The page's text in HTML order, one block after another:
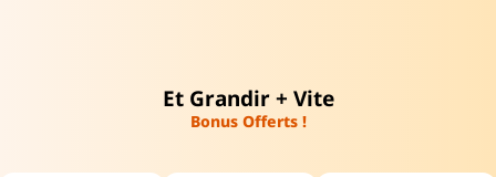
Et Grandir + Vite
Bonus Offerts !